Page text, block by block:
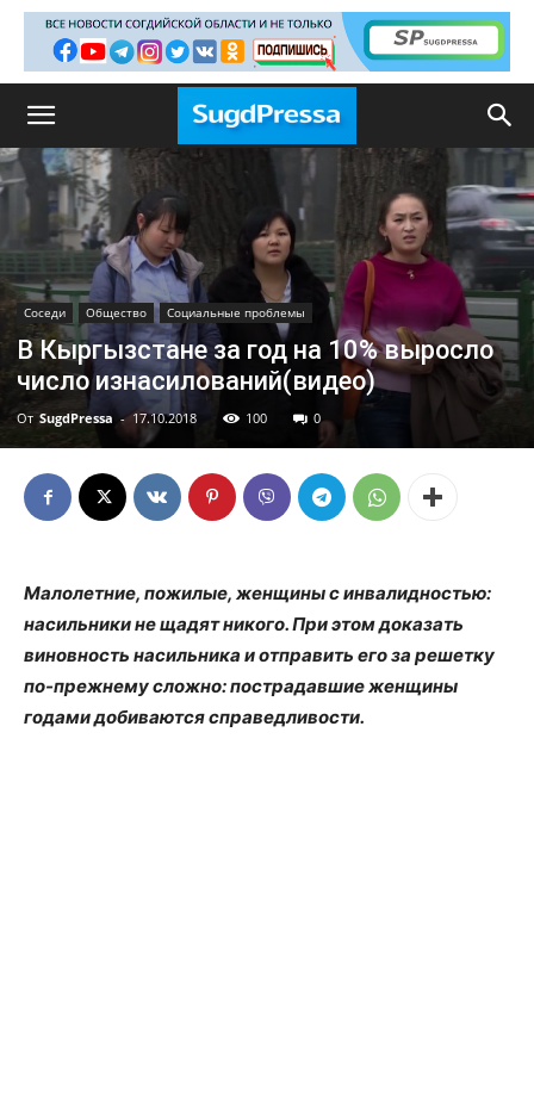
Соседи Общество Социальные проблемы
В Кыргызстане за год на 10% выросло
число изнасилований(видео)
От SugdPressa - 17.10.2018 100 0
Малолетние, пожилые, женщины с инвалидностью:
насильники не щадят никого. При этом доказать
виновность насильника и отправить его за решетку
по-прежнему сложно: пострадавшие женщины
годами добиваются справедливости.